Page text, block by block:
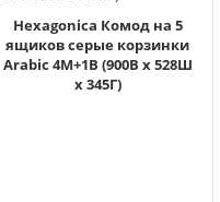
Hexagonica Комод на 5
ящиков серые корзинки
Arabic 4М+1В (900В х 528Ш
х 345Г)